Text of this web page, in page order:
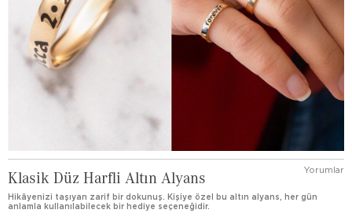
Klasik Düz Harfli Altın Alyans Yorumlar
Hikâyenizi taşıyan zarif bir dokunuş. Kişiye özel bu altın alyans, her gün
anlamla kullanılabilecek bir hediye seçeneğidir.